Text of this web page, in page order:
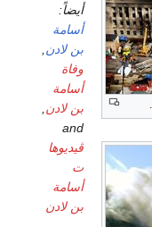
أيضاً:
أسامة
بن لادن
وفاة
أسامة
بن لادن
and
ڤيديوها
ت
أسامة
بن لادن